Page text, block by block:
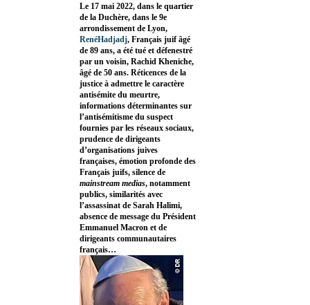
Le 17 mai 2022, dans le quartier
de la Duchère, dans le 9e
arrondissement de Lyon,
RenéHadjadj, Français juif âgé
de 89 ans, a été tué et défenestré
par un voisin, Rachid Kheniche,
âgé de 50 ans. Réticences de la
justice à admettre le caractère
antisémite du meurtre,
informations déterminantes sur
l’antisémitisme du suspect
fournies par les réseaux sociaux,
prudence de dirigeants
d’organisations juives
françaises, émotion profonde des
Français juifs, silence de
mainstream medias, notamment
publics, similarités avec
l’assassinat de Sarah Halimi,
absence de message du Président
Emmanuel Macron et de
dirigeants communautaires
français…